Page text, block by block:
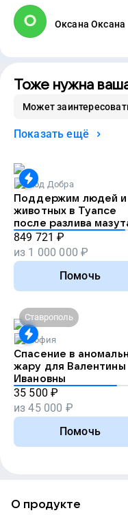
Оксана Оксана
Тоже нужна
Может
Показать ещё
Код Добра
Поддержим людей и
животных в Туапсе
после разлива
849 721 ₽
из 1 000 000 ₽
Помочь
Ставрополь
София
Спасение в
жару для Валентины
Ивановны
35 500 ₽
из45 000 ₽
Помочь
О продукте